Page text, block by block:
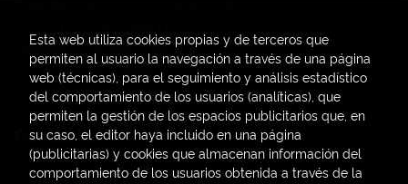
Papelería / material oficina
Consumo Sostenible
Contacto
C/ Amadeo de Saboya, 4
Esta web utiliza cookies propias y de terceros que
permiten al usuario la navegación a través de una página
web (técnicas), para el seguimiento y análisis estadístico
del comportamiento de los usuarios (analíticas), que
permiten la gestión de los espacios publicitarios que, en
su caso, el editor haya incluido en una página
(publicitarias) y cookies que almacenan información del
comportamiento de los usuarios obtenida a través de la